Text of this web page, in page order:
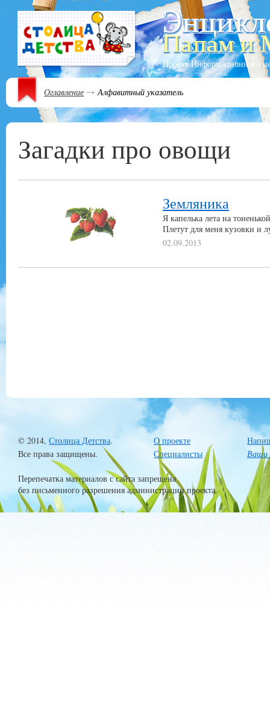
Проект Информационного
Оглавление Алфавитный указатель
Загадки про овощи
Земляника
Я капелька лета на
Плетут для меня кузовки и
02.09.2013
© 2014, Столица Детства.
Все права защищены.
О проекте
Специалисты
Ваши
Перепечатка материалов с сайта запрещена
без письменного разрешения администрации проекта.